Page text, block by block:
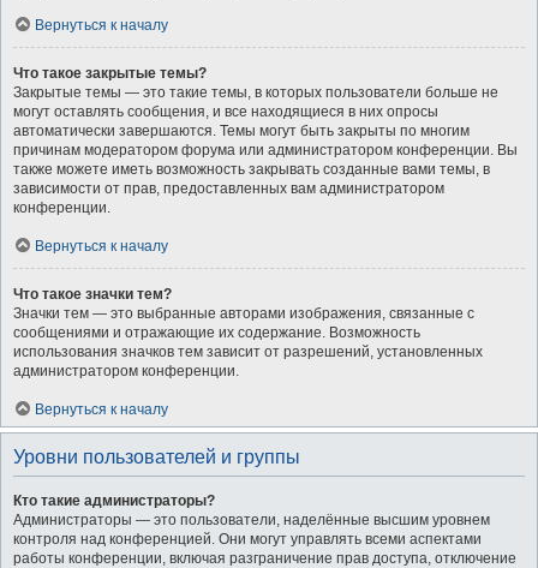
Вернуться к началу
Что такое закрытые темы?
Закрытые темы — это такие темы, в которых пользователи больше не
могут оставлять сообщения, и все находящиеся в них опросы
автоматически завершаются. Темы могут быть закрыты по многим
причинам модератором форума или администратором конференции. Вы
также можете иметь возможность закрывать созданные вами темы, в
зависимости от прав, предоставленных вам администратором
конференции.
Вернуться к началу
Что такое значки тем?
Значки тем — это выбранные авторами изображения, связанные с
сообщениями и отражающие их содержание. Возможность
использования значков тем зависит от разрешений, установленных
администратором конференции.
Вернуться к началу
Уровни пользователей и группы
Кто такие администраторы?
Администраторы — это пользователи, наделённые высшим уровнем
контроля над конференцией. Они могут управлять всеми аспектами
работы конференции, включая разграничение прав доступа, отключение